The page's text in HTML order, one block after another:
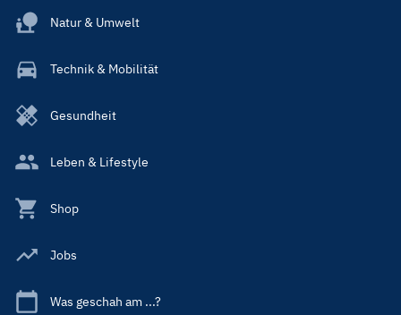
Natur & Umwelt
Technik & Mobilität
Gesundheit
Leben & Lifestyle
Shop
Jobs
Was geschah am ...?